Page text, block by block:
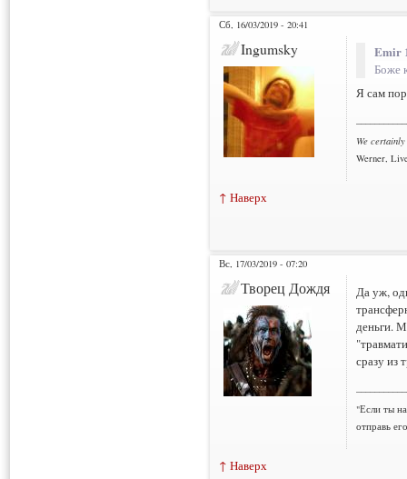
Сб, 16/03/2019 - 20:41
Ingumsky Emir
Боже
Я сам
We
Werner,
↑ Наверх
Вс, 17/03/2019 - 07:20
Творец Дождя
Да уж,
деньги.
сразу из
"Если ты
отправь
↑ Наверх